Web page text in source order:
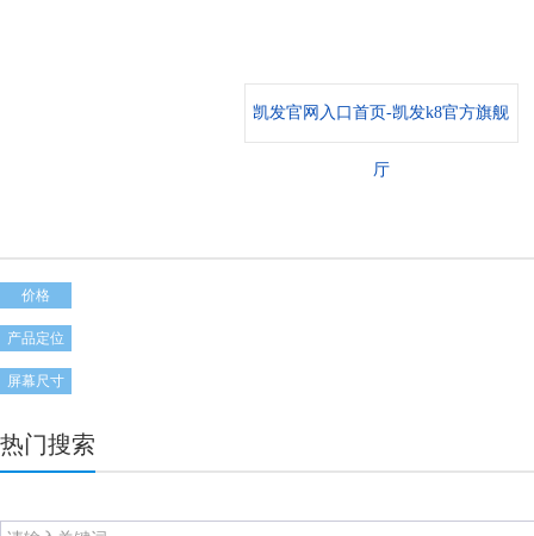
凯发官网入口首页-凯发k8官方旗舰
厅
价格
产品定位
屏幕尺寸
热门搜索